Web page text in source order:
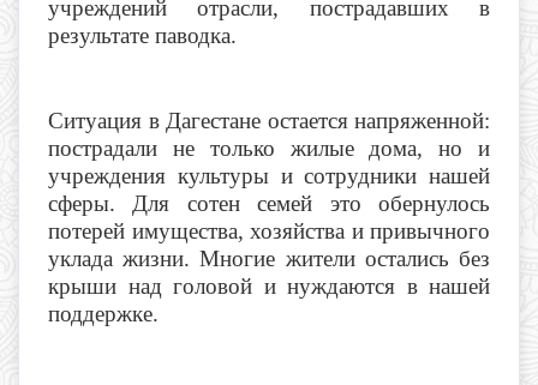
учреждений отрасли, пострадавших в
результате паводка.
Ситуация в Дагестане остается напряженной:
пострадали не только жилые дома, но и
учреждения культуры и сотрудники нашей
сферы. Для сотен семей это обернулось
потерей имущества, хозяйства и привычного
уклада жизни. Многие жители остались без
крыши над головой и нуждаются в нашей
поддержке.